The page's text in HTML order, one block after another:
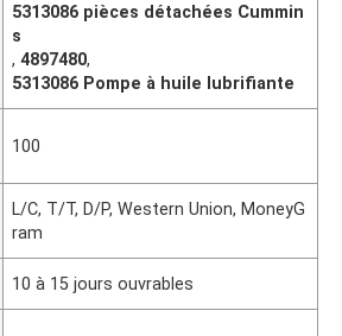
5313086 pièces détachées Cummin
s
,4897480,
5313086 Pompe à huile lubrifiante
100
L/C, T/T, D/P, Western Union, MoneyG
ram
10 à 15 jours ouvrables